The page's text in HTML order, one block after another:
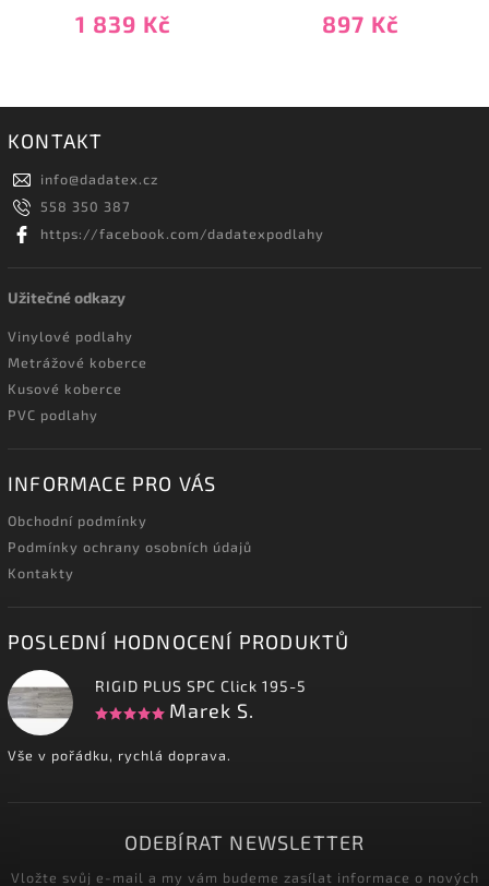
1 839 Kč 897 Kč
KONTAKT
info@dadatex.cz
558 350 387
https://facebook.com/dadatexpodlahy
Užitečné odkazy
Vinylové podlahy
Metrážové koberce
Kusové koberce
PVC podlahy
INFORMACE PRO VÁS
Obchodní podmínky
Podmínky ochrany osobních údajů
Kontakty
POSLEDNÍ HODNOCENÍ PRODUKTŮ
RIGID PLUS SPC Click 195-5
Marek S.
Vše v pořádku, rychlá doprava.
ODEBÍRAT NEWSLETTER
Vložte svůj e-mail a my vám budeme zasílat informace o nových